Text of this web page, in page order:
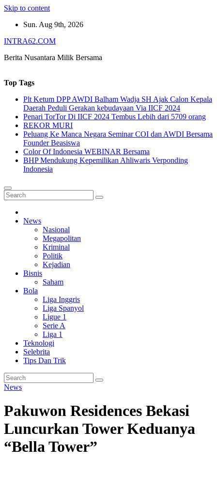
Skip to content
Sun. Aug 9th, 2026
INTRA62.COM
Berita Nusantara Milik Bersama
Top Tags
Plt Ketum DPP AWDI Balham Wadja SH Ajak Calon Kepala
Daerah Peduli Gerakan kebudayaan Via IICF 2024
Penari TorTor Di IICF 2024 Tembus Lebih dari 5709 orang
REKOR MURI
Peluang Ke Manca Negara Seminar COI dan AWDI Bersama
Founder Beasiswa
Color Of Indonesia WEBINAR Bersama
BHP Mendukung Kepemilikan Ahliwaris Verponding
Indonesia
News
Nasional
Megapolitan
Kriminal
Politik
Kejadian
Bisnis
Saham
Bola
Liga Inggris
Liga Spanyol
Ligue 1
Serie A
Liga 1
Teknologi
Selebrita
Tips Dan Trik
News
Pakuwon Residences Bekasi
Luncurkan Tower Keduanya
“Bella Tower”